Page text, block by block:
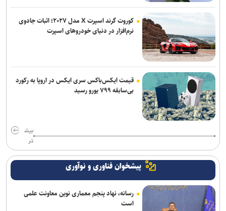
کوروت گرند اسپرت X مدل ۲۰۲۷؛ اثبات جادوی
نرم‌افزار در دنیای خودروهای اسپرت
قیمت ایکس‌باکس سری ایکس در اروپا به رکورد
بی‌سابقه ۷۹۹ یورو رسید
بیش
تر
پیشخوان فناوری و نوآوری
رسانه، نهاد پنجم معماری نوین معاونت علمی
است